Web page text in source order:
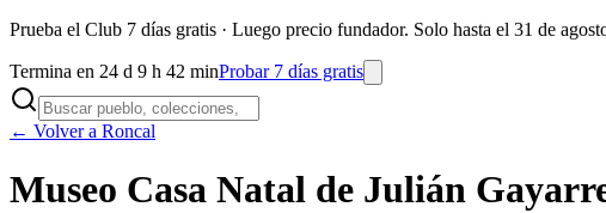
Prueba el Club 7 días gratis · Luego precio fundador. Solo hasta el 31 de
Termina en 24 d 9 h 42 minProbar 7 días gratis
← Volver a Roncal
Museo Casa Natal de Julián